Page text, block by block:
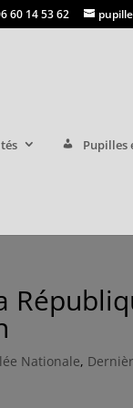
60 14 53 62
Pupilles
Nationale,